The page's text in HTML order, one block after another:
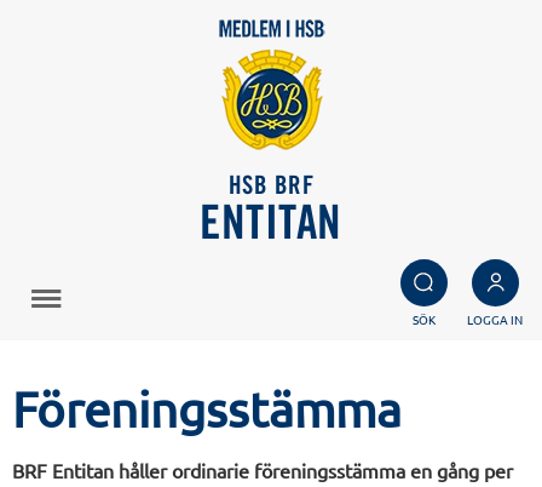
HSB BRF
ENTITAN
SÖK LOGGA IN
Föreningsstämma
BRF Entitan håller ordinarie föreningsstämma en gång per